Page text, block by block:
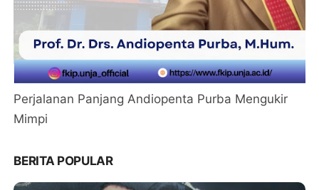
Perjalanan Panjang Andiopenta Purba Mengukir
Mimpi
BERITA POPULAR